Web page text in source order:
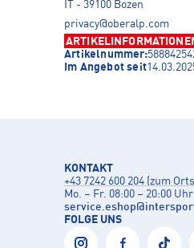
IT - 39100 Bozen
privacy@oberalp.com
Artikelnummer:
Im Angebot seit
KONTAKT
+43 7242 600 204 (zum
Mo. – Fr. 08:00 – 20:00 Uhr
service.eshop@
FOLGE UNS